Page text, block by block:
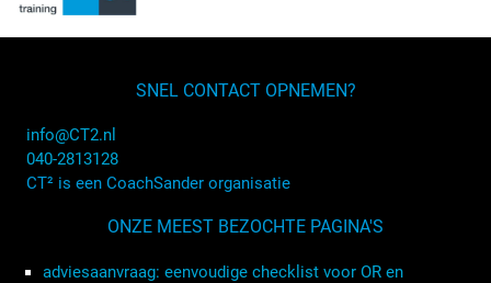
SNEL CONTACT OPNEMEN?
info@CT2.nl
040-2813128
CT² is een CoachSander organisatie
ONZE MEEST BEZOCHTE PAGINA'S
adviesaanvraag: eenvoudige checklist voor OR en